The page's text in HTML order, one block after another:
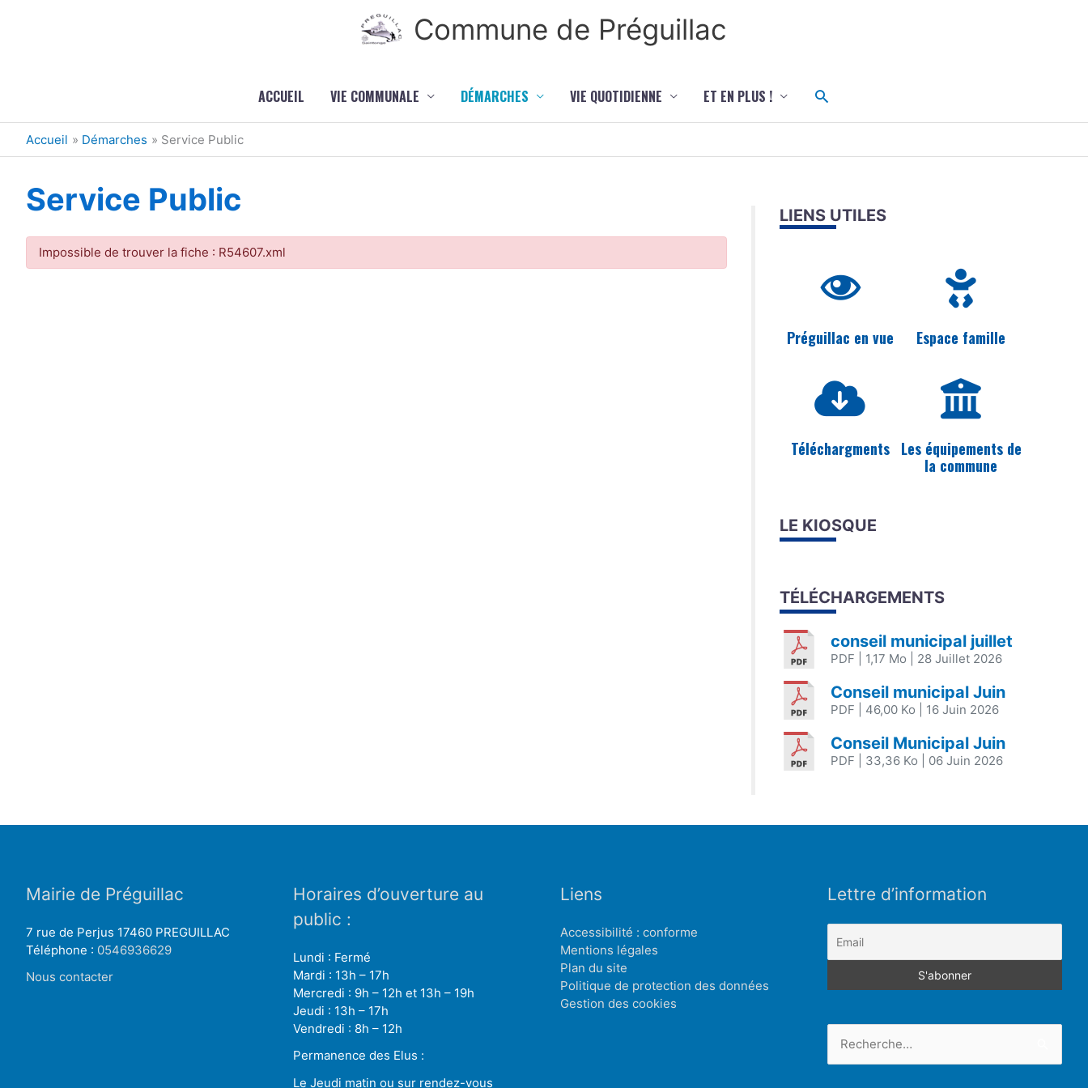
Commune de Préguillac
ACCUEIL VIE COMMUNALE DÉMARCHES VIE QUOTIDIENNE ET EN PLUS ! Rechercher
Accueil Démarches Service Public
Service Public
Impossible de trouver la fiche : R54607.xml
LIENS UTILES
Préguillac en vue Espace famille
Téléchargments Les équipements de
la commune
LE KIOSQUE
TÉLÉCHARGEMENTS
conseil municipal juillet
PDF | 1,17 Mo | 28 Juillet 2026
Conseil municipal Juin
PDF | 46,00 Ko | 16 Juin 2026
Conseil Municipal Juin
PDF | 33,36 Ko | 06 Juin 2026
Mairie de Préguillac
7 rue de Perjus 17460 PREGUILLAC
Téléphone : 0546936629
Nous contacter
Horaires d’ouverture au
public :
Lundi : Fermé
Mardi : 13h – 17h
Mercredi : 9h – 12h et 13h – 19h
Jeudi : 13h – 17h
Vendredi : 8h – 12h
Permanence des Elus :
Le Jeudi matin ou sur rendez-vous
Liens
Accessibilité : conforme
Mentions légales
Plan du site
Politique de protection des données
Gestion des cookies
Lettre d’information